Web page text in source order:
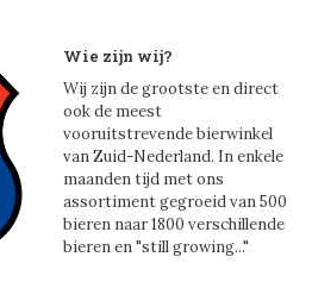
Wie zijn wij?
Wij zijn de grootste en direct
ook de meest
vooruitstrevende bierwinkel
van Zuid-Nederland. In enkele
maanden tijd met ons
assortiment gegroeid van 500
bieren naar 1800 verschillende
bieren en "still growing..."